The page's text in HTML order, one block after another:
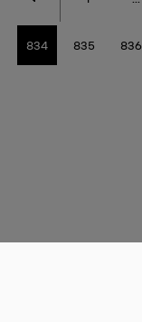
834 835 836